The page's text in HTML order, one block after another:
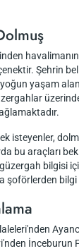
Şehrin
yaşam
isteyenler,
bu araçları
bilgisi
şoförlerden
İnceburun